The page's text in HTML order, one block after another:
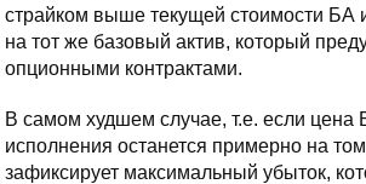
страйком выше текущей стоимости БА
на тот же базовый актив, который
опционными контрактами.
В самом худшем случае, т.е. если цена
исполнения останется примерно на
зафиксирует максимальный убыток,